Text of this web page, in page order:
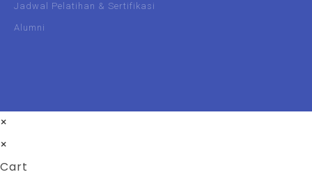
Jadwal Pelatihan & Sertifikasi
Alumni
×
×
Cart